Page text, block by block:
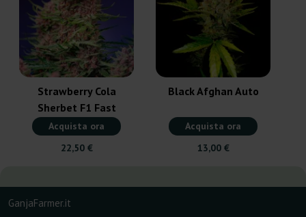
Strawberry Cola
Sherbet F1 Fast
Version
Acquista ora
22,50 €
Black Afghan Auto
Acquista ora
13,00 €
GanjaFarmer.it